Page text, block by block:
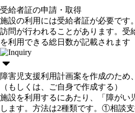
受給者証の申請・取得
施設の利用には受給者証が必要です
訪問が行われることがあります。受
を利用できる総日数が記載されます
障害児支援利用計画案を作成のため
（もしくは、ご自身で作成する）
施設を利用するにあたり、「障がい
します。方法は2種類です。①相談